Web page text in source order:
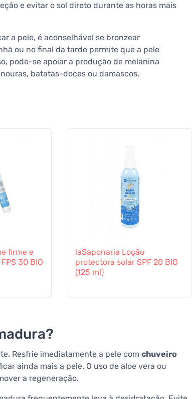
e evitar o sol direto durante as horas mais
a pele, é aconselhável se bronzear
ou no final da tarde permite que a pele
pode-se apoiar a produção de melanina
batatas-doces ou damascos.
firme e
30 BIO
laSaponaria Loção
protectora solar SPF 20 BIO
(125 ml)
Resfrie imediatamente a pele com chuveiro
ainda mais a pele. O uso de aloe vera ou
a regeneração.